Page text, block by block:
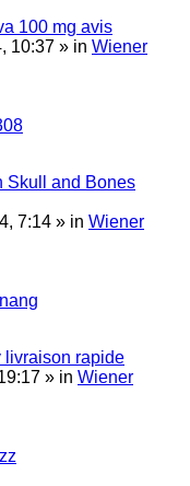
100 mg avis
10:37 » in Wiener
Skull and Bones
7:14 » in Wiener
livraison rapide
» in Wiener